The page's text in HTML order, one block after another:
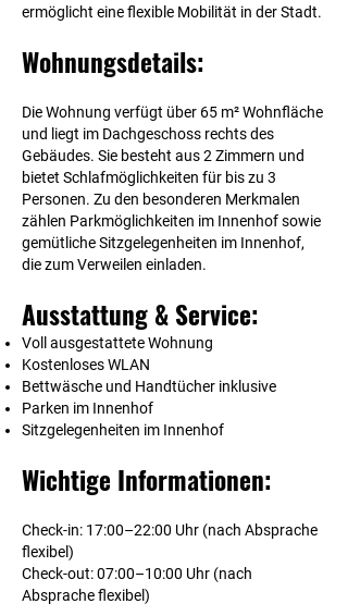
ermöglicht eine flexible Mobilität in der Stadt.
Wohnungsdetails:
Die Wohnung verfügt über 65 m² Wohnfläche
und liegt im Dachgeschoss rechts des
Gebäudes. Sie besteht aus 2 Zimmern und
bietet Schlafmöglichkeiten für bis zu 3
Personen. Zu den besonderen Merkmalen
zählen Parkmöglichkeiten im Innenhof sowie
gemütliche Sitzgelegenheiten im Innenhof,
die zum Verweilen einladen.
Ausstattung & Service:
Voll ausgestattete Wohnung
Kostenloses WLAN
Bettwäsche und Handtücher inklusive
Parken im Innenhof
Sitzgelegenheiten im Innenhof
Wichtige Informationen:
Check-in: 17:00–22:00 Uhr (nach Absprache
flexibel)
Check-out: 07:00–10:00 Uhr (nach
Absprache flexibel)